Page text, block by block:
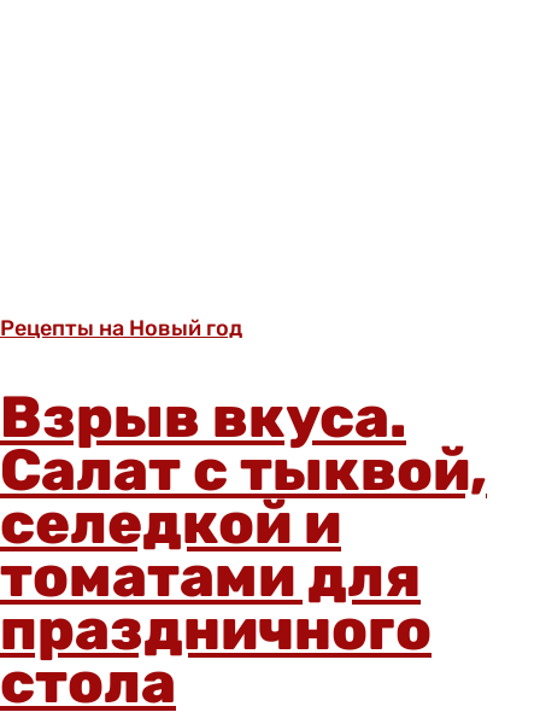
Рецепты на Новый год
Взрыв вкуса.
Салат с тыквой,
селедкой и
томатами для
праздничного
стола